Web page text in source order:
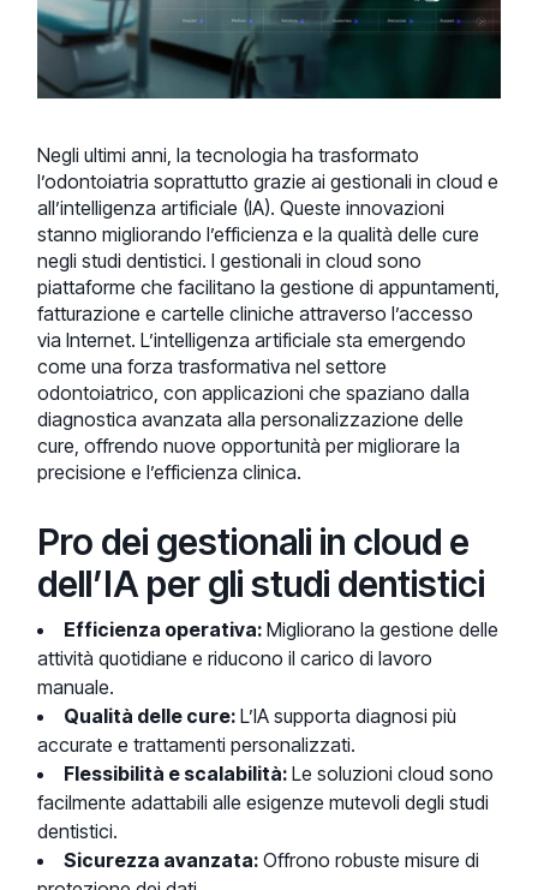
Negli ultimi anni, la tecnologia ha trasformato
l’odontoiatria soprattutto grazie ai gestionali in cloud e
all’intelligenza artificiale (IA). Queste innovazioni
stanno migliorando l’efficienza e la qualità delle cure
negli studi dentistici. I gestionali in cloud sono
piattaforme che facilitano la gestione di appuntamenti,
fatturazione e cartelle cliniche attraverso l’accesso
via Internet. L’intelligenza artificiale sta emergendo
come una forza trasformativa nel settore
odontoiatrico, con applicazioni che spaziano dalla
diagnostica avanzata alla personalizzazione delle
cure, offrendo nuove opportunità per migliorare la
precisione e l’efficienza clinica.
Pro dei gestionali in cloud e
dell’IA per gli studi dentistici
Efficienza operativa:Migliorano la gestione delle
attività quotidiane e riducono il carico di lavoro
manuale.
Qualità delle cure:L’IA supporta diagnosi più
accurate e trattamenti personalizzati.
Flessibilità e scalabilità:Le soluzioni cloud sono
facilmente adattabili alle esigenze mutevoli degli studi
dentistici.
Sicurezza avanzata:Offrono robuste misure di